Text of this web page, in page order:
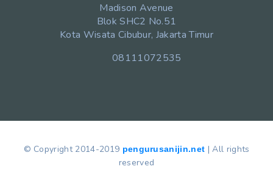
Madison Avenue
Blok SHC2 No.51
Kota Wisata Cibubur, Jakarta Timur
08111072535
© Copyright 2014-2019 pengurusanijin.net | All rights
reserved